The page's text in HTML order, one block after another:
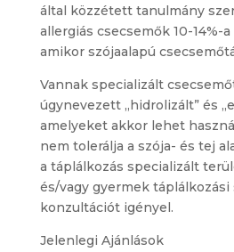
által közzétett tanulmány
allergiás csecsemők 10-14%-
amikor szójaalapú
Vannak specializált
úgynevezett „hidrolizált” és
amelyeket akkor lehet
nem tolerálja a szója- és tej
a táplálkozás specializált
és/vagy gyermek táplálkozási
konzultációt igényel.
Jelenlegi Ajánlások